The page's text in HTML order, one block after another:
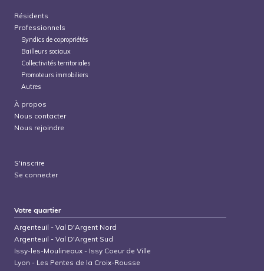
Résidents
Professionnels
Syndics de copropriétés
Bailleurs sociaux
Collectivités territoriales
Promoteurs immobiliers
Autres
À propos
Nous contacter
Nous rejoindre
S'inscrire
Se connecter
Votre quartier
Argenteuil -Val D'Argent Nord
Argenteuil -Val D'Argent Sud
Issy-les-Moulineaux - Issy Coeur de Ville
Lyon - Les Pentes de la Croix-Rousse